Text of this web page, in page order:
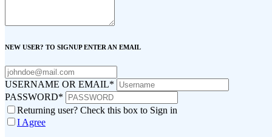
NEW USER? TO SIGNUP ENTER AN EMAIL
USERNAME OR EMAIL*
PASSWORD*
Returning user? Check this box to Sign in
I Agree